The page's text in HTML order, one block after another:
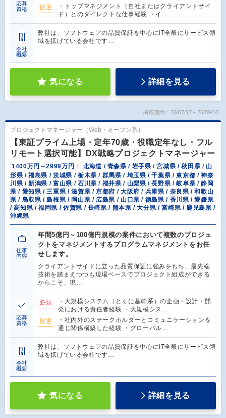
応募
資格
歓迎
・トップマネジメント（自社またはクライアントサイ
ド）とのダイレクトな仕事経験 ・イ…
会社
概要
弊社は、ソフトウェアの品質保証を中心にIT全般にサービス領
域を拡げている会社です…
気になる 詳細を見る
掲載期間：26/07/17～26/09/10
プロジェクトマネージャー（Web・オープン系）
【東証プライム上場・定年70歳・役職定年なし・フル
リモート選択可能】DX戦略プロジェクトマネージャー
1400万円～2999万円
北海道 / 青森県 / 岩手県 / 宮城県 / 秋田県 / 山
形県 / 福島県 / 茨城県 / 栃木県 / 群馬県 / 埼玉県 / 千葉県 / 東京都 / 神奈
川県 / 新潟県 / 富山県 / 石川県 / 福井県 / 山梨県 / 長野県 / 岐阜県 / 静岡
県 / 愛知県 / 三重県 / 滋賀県 / 京都府 / 大阪府 / 兵庫県 / 奈良県 / 和歌山
県 / 鳥取県 / 島根県 / 岡山県 / 広島県 / 山口県 / 徳島県 / 香川県 / 愛媛県
/ 高知県 / 福岡県 / 佐賀県 / 長崎県 / 熊本県 / 大分県 / 宮崎県 / 鹿児島県 /
沖縄県
仕事
内容
年間5億円～100億円規模の案件において複数のプロジェ
クトをマネジメントするプログラムマネジメントをお任
せします。
クライアントサイドに立った品質保証に強みをもち、最先端
技術を踏まえつつも現場ベースでプロジェクト組成ができる
からこそ、現…
応募
資格
必須
・大規模システム（とくに基幹系）の企画・設計・開
発における責任者経験 ・大規模シス…
歓迎
・社内外のステークホルダーとコミュニケーションを
通じ関係構築した経験 ・グローバル…
会社
概要
弊社は、ソフトウェアの品質保証を中心にIT全般にサービス領
域を拡げている会社です…
気になる 詳細を見る